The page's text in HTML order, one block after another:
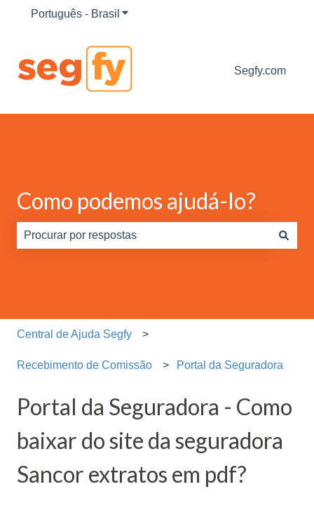
Português - Brasil Mostrar submenu para traduções
Segfy.com
Como podemos ajudá-lo?
Central de Ajuda Segfy
Recebimento de Comissão Portal da Seguradora
Portal da Seguradora - Como
baixar do site da seguradora
Sancor extratos em pdf?